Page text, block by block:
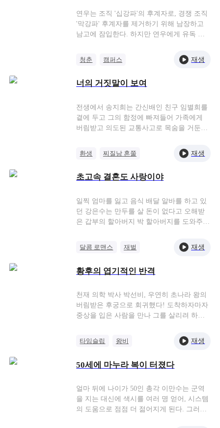
마음을 열어 평생 함께하기로 한다.
연우는 조직 '십강파'의 후계자로, 경쟁 조직
'막강파' 후계자를 제거하기 위해 남장하고
남고에 잠입한다. 하지만 연우에게 유독 관
의 느와르 인생에 로맨스가 피어오르기 시작
한다. 이 셋 중 하나가 막강파 후계자라는데,
수할 수 있을까?
청춘
캠퍼스
재생
너의 거짓말이 보여
전생에서 송지희는 간신배인 친구 임별희를
곁에 두고 그의 함정에 빠져들어 가족에게
버림받고 의도된 교통사고로 목숨을 거둔다.
구해준 은인이 임별희가 아닌 걸 알고 임별
희의 본색을 깨달음과 동시에 그 함정에서
윤도하야말로 전생에서든 현생에서든 묵묵
다. 송지희는 부모님 앞에서 임별희의 정체
를 까발리고 그녀를 가문에서 내쫓아 대가를
치르게 한다.
환생
찌질남 혼쭐
재생
초고속 결혼도 사랑이야
일찍 엄마를 잃고 음식 배달 알바를 하고 있
던 강은수는 만두를 살 돈이 없다고 오해받
은 갑부의 할아버지 박 할아버지를 도와주게
박남준에게 강은수와의 맞선을 강요한다. 강
은수는 엄마가 병을 치료하면서 진 빚을 갚
결혼한다. 박남준은 할아버지의 압박을 못
신분을 숨겼다. 두 사람은 동거하면서 점점
더 가까워 졌지만 박남준의 재벌 신분은 줄
곧 시한폭탄처럼 두 사람 사이를 가로막고
사건, 태성 그룹 연차 총회, 약혼녀의 귀국
등 사건 때문에 강은수는 여러 차례 의심하
시작된다.
달콤 로맨스
재벌
재생
황후의 엽기적인 반격
천재 의학 박사 박선비, 우연히 초나라 왕의
버림받은 후궁으로 회귀했다! 도착하자마자
중상을 입은 사람을 만나 그를 살리려 하지
제가 위독한 상황에서 그의 목숨을 구하려
했지만, 그는 그녀를 오해하고 질책까지 했
른 여자와 결혼까지 하려 한다! "수작질은 삼
터이니. 짐의 혼약을 막으면 크게 그 죄를 물
을 것이다." "여부가 있겠나이까. 모쪼록 편
히 연을 맺으시지요. 소첩 아이와 함께 재혼
타임슬립
왕비
재생
50세에 마누라 복이 터졌다
얼마 뒤에 나이가 50인 총각 이만수는 군역
을 지는 대신에 색시를 여러 명 얻어, 시스템
의 도움으로 점점 더 젊어지게 된다. 그러다